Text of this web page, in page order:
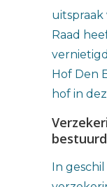
uitspraak
Raad
Hof Den
hof in
In